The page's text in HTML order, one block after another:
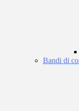
Bandi di